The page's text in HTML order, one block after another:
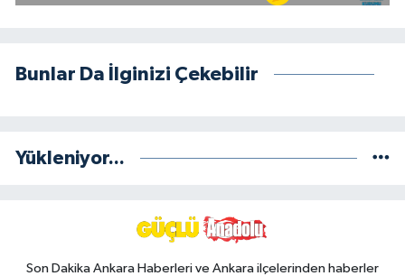
Bunlar Da İlginizi Çekebilir
Yükleniyor...
Son Dakika Ankara Haberleri ve Ankara ilçelerinden haberler